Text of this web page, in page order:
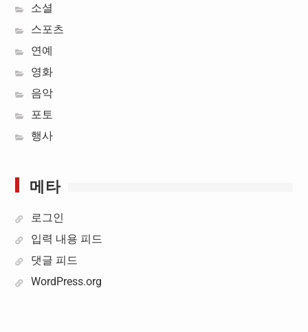
소셜
스포츠
연예
영화
음악
포토
행사
메타
로그인
입력 내용 피드
댓글 피드
WordPress.org